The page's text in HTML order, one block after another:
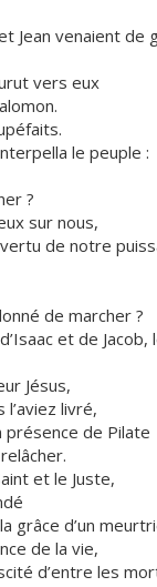
Jean venaient de
vers eux
le peuple :
?
sur nous,
de notre
de marcher ?
et de
Jésus,
livré,
présence de Pilate
et le Juste,
grâce d’un
de la vie,
d’entre les